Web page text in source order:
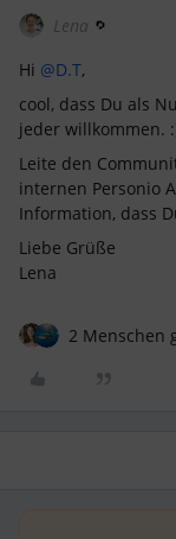
Lena
Hi @D.T,
cool, dass Du als
jeder willkommen.
Leite den
internen Personio
Information, dass
Liebe Grüße
Lena
2 Menschen